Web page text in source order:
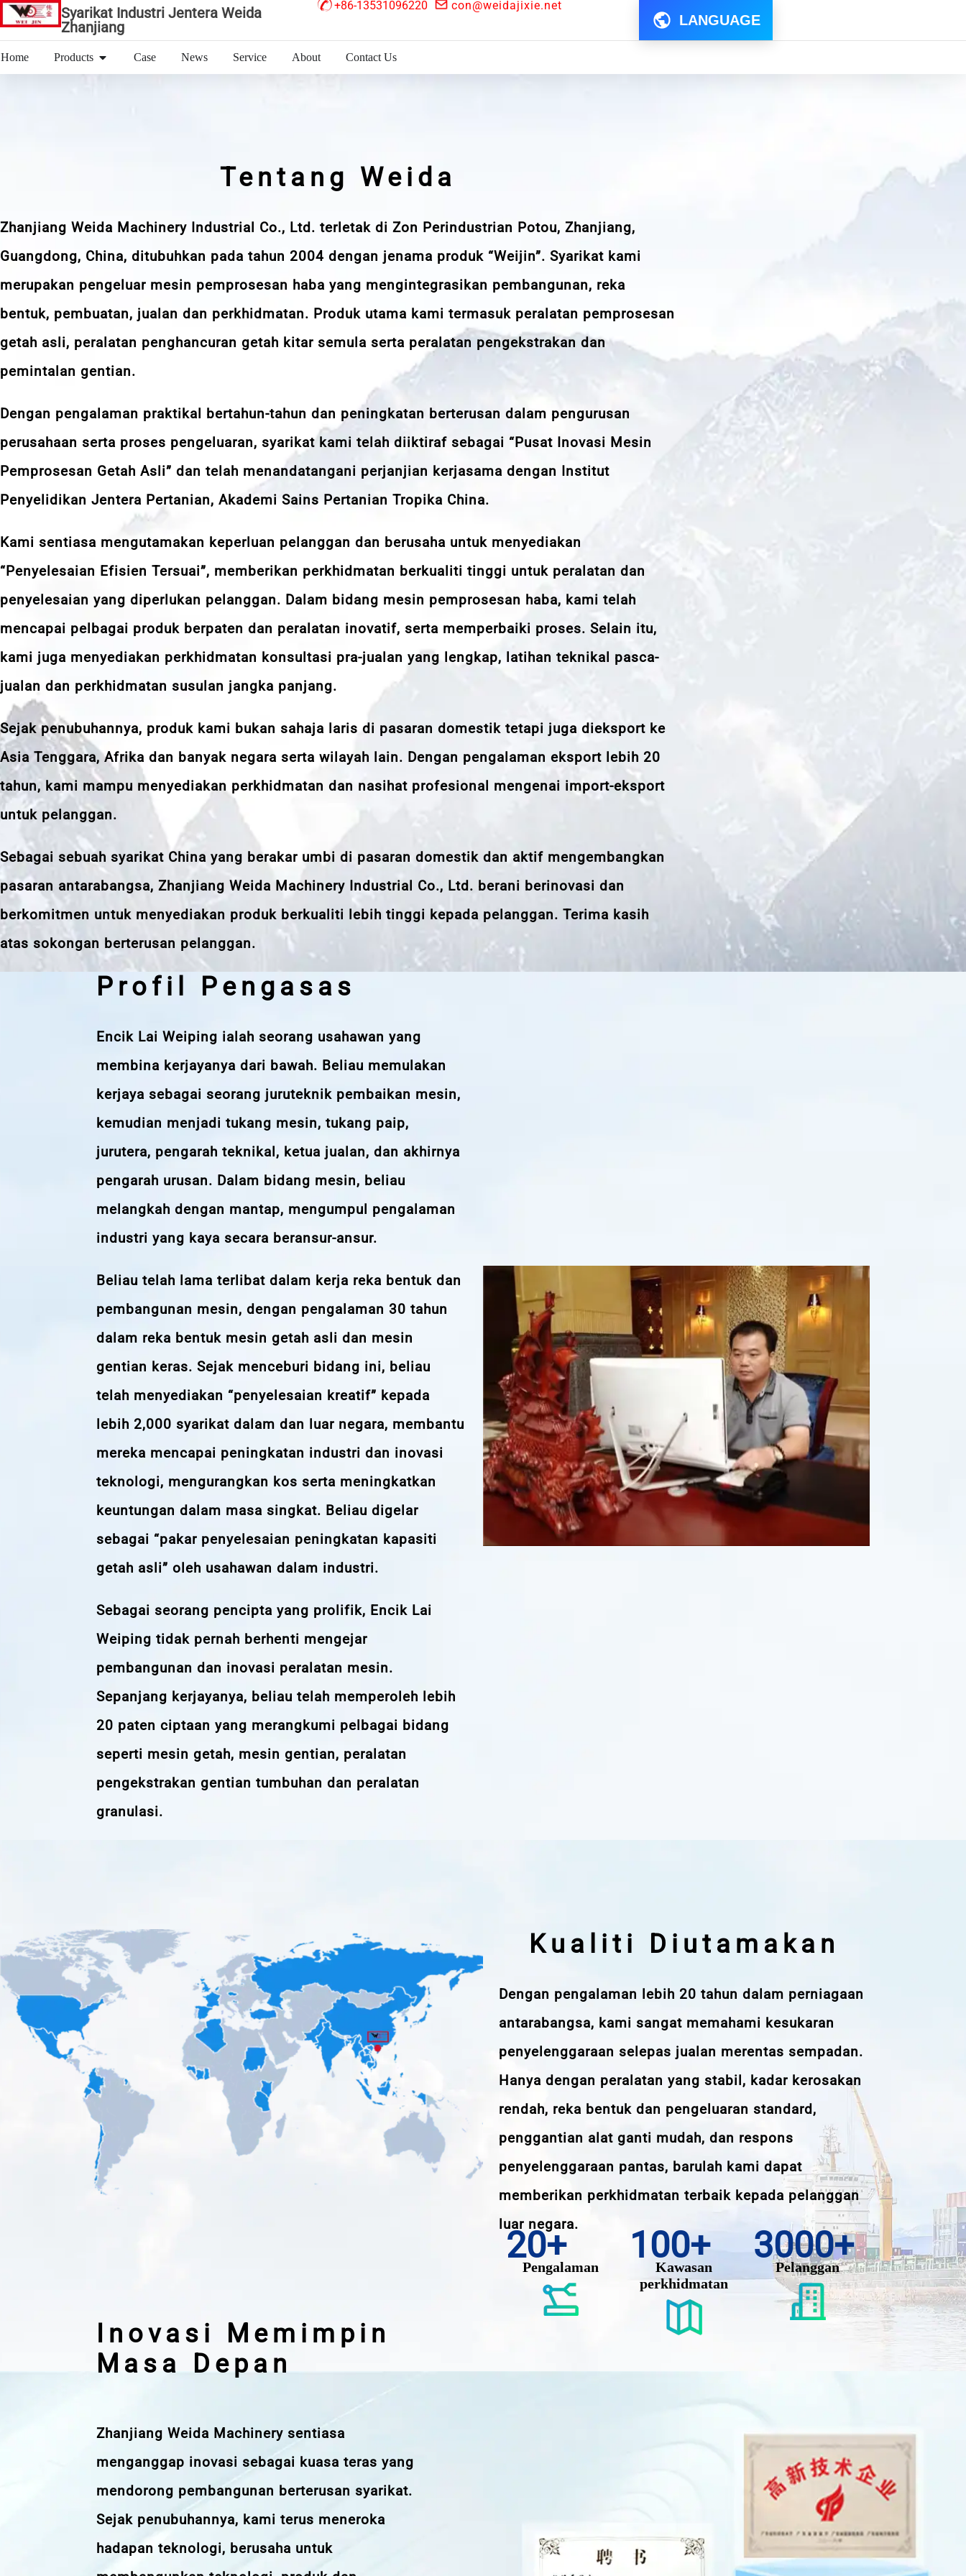
Syarikat Industri Jentera Weida
Zhanjiang
+86-13531096220 con@weidajixie.net
LANGUAGE
Home Products Case News Service About Contact Us
Tentang Weida
Zhanjiang Weida Machinery Industrial Co., Ltd. terletak di Zon Perindustrian Potou, Zhanjiang,
Guangdong, China, ditubuhkan pada tahun 2004 dengan jenama produk “Weijin”. Syarikat kami
merupakan pengeluar mesin pemprosesan haba yang mengintegrasikan pembangunan, reka
bentuk, pembuatan, jualan dan perkhidmatan. Produk utama kami termasuk peralatan pemprosesan
getah asli, peralatan penghancuran getah kitar semula serta peralatan pengekstrakan dan
pemintalan gentian.
Dengan pengalaman praktikal bertahun-tahun dan peningkatan berterusan dalam pengurusan
perusahaan serta proses pengeluaran, syarikat kami telah diiktiraf sebagai “Pusat Inovasi Mesin
Pemprosesan Getah Asli” dan telah menandatangani perjanjian kerjasama dengan Institut
Penyelidikan Jentera Pertanian, Akademi Sains Pertanian Tropika China.
Kami sentiasa mengutamakan keperluan pelanggan dan berusaha untuk menyediakan
“Penyelesaian Efisien Tersuai”, memberikan perkhidmatan berkualiti tinggi untuk peralatan dan
penyelesaian yang diperlukan pelanggan. Dalam bidang mesin pemprosesan haba, kami telah
mencapai pelbagai produk berpaten dan peralatan inovatif, serta memperbaiki proses. Selain itu,
kami juga menyediakan perkhidmatan konsultasi pra-jualan yang lengkap, latihan teknikal pasca-
jualan dan perkhidmatan susulan jangka panjang.
Sejak penubuhannya, produk kami bukan sahaja laris di pasaran domestik tetapi juga dieksport ke
Asia Tenggara, Afrika dan banyak negara serta wilayah lain. Dengan pengalaman eksport lebih 20
tahun, kami mampu menyediakan perkhidmatan dan nasihat profesional mengenai import-eksport
untuk pelanggan.
Sebagai sebuah syarikat China yang berakar umbi di pasaran domestik dan aktif mengembangkan
pasaran antarabangsa, Zhanjiang Weida Machinery Industrial Co., Ltd. berani berinovasi dan
berkomitmen untuk menyediakan produk berkualiti lebih tinggi kepada pelanggan. Terima kasih
atas sokongan berterusan pelanggan.
Profil Pengasas
Encik Lai Weiping ialah seorang usahawan yang
membina kerjayanya dari bawah. Beliau memulakan
kerjaya sebagai seorang juruteknik pembaikan mesin,
kemudian menjadi tukang mesin, tukang paip,
jurutera, pengarah teknikal, ketua jualan, dan akhirnya
pengarah urusan. Dalam bidang mesin, beliau
melangkah dengan mantap, mengumpul pengalaman
industri yang kaya secara beransur-ansur.
Beliau telah lama terlibat dalam kerja reka bentuk dan
pembangunan mesin, dengan pengalaman 30 tahun
dalam reka bentuk mesin getah asli dan mesin
gentian keras. Sejak menceburi bidang ini, beliau
telah menyediakan “penyelesaian kreatif” kepada
lebih 2,000 syarikat dalam dan luar negara, membantu
mereka mencapai peningkatan industri dan inovasi
teknologi, mengurangkan kos serta meningkatkan
keuntungan dalam masa singkat. Beliau digelar
sebagai “pakar penyelesaian peningkatan kapasiti
getah asli” oleh usahawan dalam industri.
Sebagai seorang pencipta yang prolifik, Encik Lai
Weiping tidak pernah berhenti mengejar
pembangunan dan inovasi peralatan mesin.
Sepanjang kerjayanya, beliau telah memperoleh lebih
20 paten ciptaan yang merangkumi pelbagai bidang
seperti mesin getah, mesin gentian, peralatan
pengekstrakan gentian tumbuhan dan peralatan
granulasi.
Kualiti Diutamakan
Dengan pengalaman lebih 20 tahun dalam perniagaan
antarabangsa, kami sangat memahami kesukaran
penyelenggaraan selepas jualan merentas sempadan.
Hanya dengan peralatan yang stabil, kadar kerosakan
rendah, reka bentuk dan pengeluaran standard,
penggantian alat ganti mudah, dan respons
penyelenggaraan pantas, barulah kami dapat
memberikan perkhidmatan terbaik kepada pelanggan
luar negara.
20+
Pengalaman
100+
Kawasan
perkhidmatan
3000+
Pelanggan
Inovasi Memimpin
Masa Depan
Zhanjiang Weida Machinery sentiasa
menganggap inovasi sebagai kuasa teras yang
mendorong pembangunan berterusan syarikat.
Sejak penubuhannya, kami terus meneroka
hadapan teknologi, berusaha untuk